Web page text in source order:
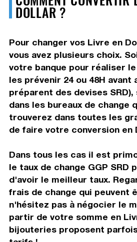
DOLLAR ?
Pour changer vos Livre en
vous avez plusieurs choix.
votre banque pour réaliser
les prévenir 24 ou 48H avant
préparent des devises
dans les bureaux de change
trouverez dans toutes les
de faire votre conversion en
Dans tous les cas il est
le taux de change GGP SRD
d'avoir le meilleur taux.
frais de change qui peuvent
n'hésitez pas à négocier le
partir de votre somme en
bijouteries proposent